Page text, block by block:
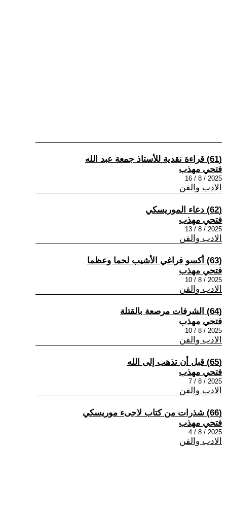
(61) قراءة نقدية للأستاذ جمعة عبد الله
فتحي مهذب
2025 / 8 / 16
الادب والفن
(62) دعاء الموريسكي
فتحي مهذب
2025 / 8 / 13
الادب والفن
(63) أكسو فراغي الأشيب لحما وعظما
فتحي مهذب
2025 / 8 / 10
الادب والفن
(64) الشرفات مرصعة بالقتلة
فتحي مهذب
2025 / 8 / 10
الادب والفن
(65) قبل أن تذهب إلى الله
فتحي مهذب
2025 / 8 / 7
الادب والفن
(66) شذرات من كتاب لاجىء موريسكي
فتحي مهذب
2025 / 8 / 4
الادب والفن